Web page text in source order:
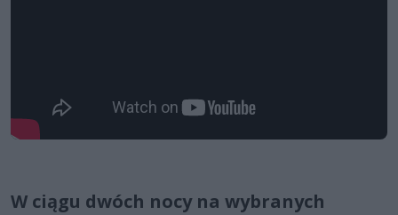
W ciągu dwóch nocy na wybranych